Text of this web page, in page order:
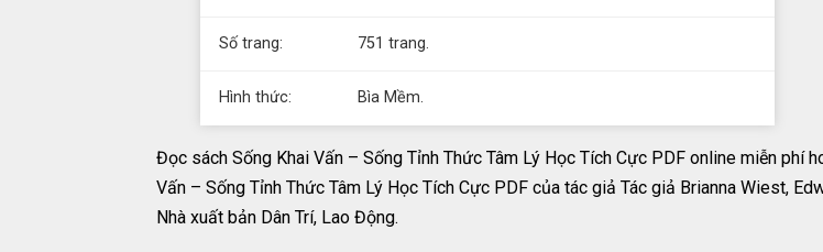
Số trang: 751 trang.
Hình thức: Bìa Mềm.
Đọc sách Sống Khai Vấn – Sống Tỉnh Thức Tâm Lý Học Tích Cực PDF online miễn phí
Vấn – Sống Tỉnh Thức Tâm Lý Học Tích Cực PDF của tác giả Tác giả Brianna Wiest,
Nhà xuất bản Dân Trí, Lao Động.